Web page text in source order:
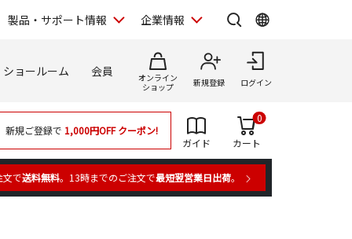
製品・サポート情報 企業情報
ショールーム 会員
オンライン
ショップ
新規登録 ログイン
新規ご登録で 1,000円OFFクーポン!
ガイド
カート
0
で送料無料。13時までのご注文で最短翌営業日出荷。